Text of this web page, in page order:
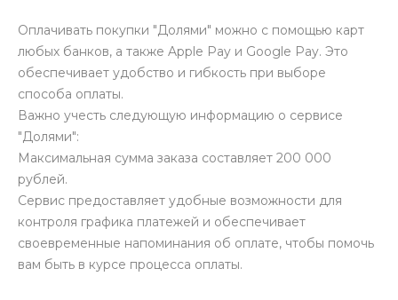
Оплачивать покупки "Долями" можно с помощью карт
любых банков, а также Apple Pay и Google Pay. Это
обеспечивает удобство и гибкость при выборе
способа оплаты.
Важно учесть следующую информацию о сервисе
"Долями":
Максимальная сумма заказа составляет 200 000
рублей.
Сервис предоставляет удобные возможности для
контроля графика платежей и обеспечивает
своевременные напоминания об оплате, чтобы помочь
вам быть в курсе процесса оплаты.